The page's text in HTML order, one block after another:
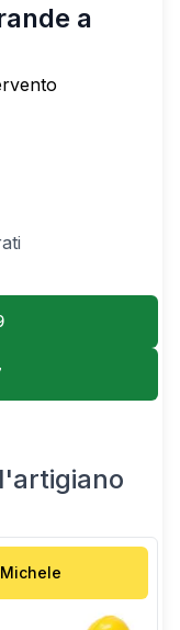
a
Michele